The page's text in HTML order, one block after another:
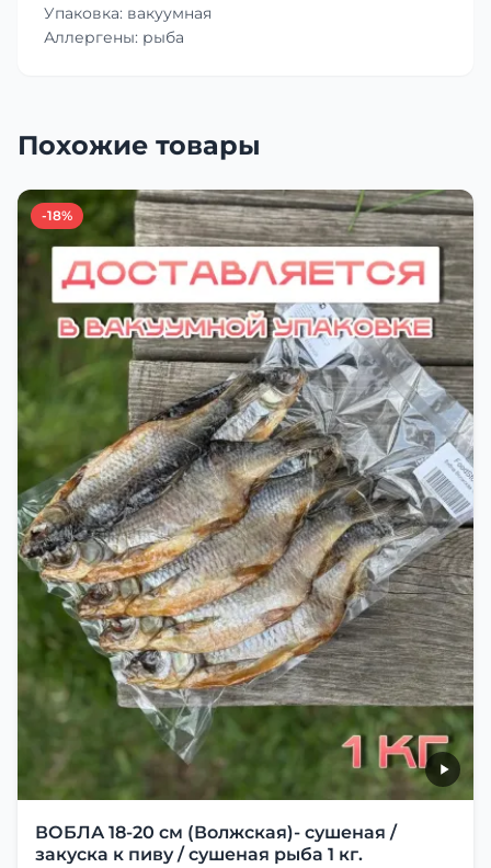
Упаковка: вакуумная
Аллергены: рыба
Похожие товары
-18%
ВОБЛА 18-20 см (Волжская)- сушеная /
закуска к пиву / сушеная рыба 1 кг.